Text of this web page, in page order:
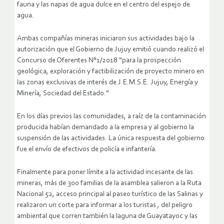
fauna y las napas de agua dulce en el centro del espejo de
agua.
Ambas compañías mineras iniciaron sus actividades bajo la
autorización que el Gobierno de Jujuy emitió cuando realizó el
Concurso de Oferentes N°1/2018 “para la prospección
geológica, exploración y factibilización de proyecto minero en
las zonas exclusivas de interés de J.E.M.S.E. Jujuy, Energía y
Minería, Sociedad del Estado.”
En los días previos las comunidades, a raíz de la contaminación
producida habían demandado a la empresa y al gobierno la
suspensión de las actividades. La única respuesta del gobierno
fue el envío de efectivos de policía e infantería.
Finalmente para poner límite a la actividad incesante de las
mineras, más de 300 familias de la asamblea salieron a la Ruta
Nacional 52, acceso principal al paseo turístico de las Salinas y
realizaron un corte para informar a los turistas , del peligro
ambiental que corren también la laguna de Guayatayoc y las